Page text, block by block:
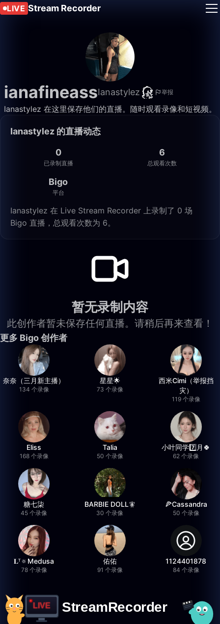
LIVE Stream Recorder
ianafineassIanastylez 举报
Ianastylez 在这里保存他们的直播。随时观看录像和短视频。
Ianastylez 的直播动态
0
已录制直播
6
总观看次数
Bigo
平台
Ianastylez 在 Live Stream Recorder 上录制了 0 场
Bigo 直播，总观看次数为 6。
暂无录制内容
此创作者暂未保存任何直播。请稍后再来查看！
更多 Bigo 创作者
奈奈（三月新主播）
134 个录像
星星🌟
73 个录像
西米Cimi（举报挡
灾）
119 个录像
Eliss
168 个录像
Talia
50 个录像
小叶同学7️⃣月🍀
62 个录像
糖七柒
45 个录像
BARBIE DOLL🧚
30 个录像
🍕Cassandra
50 个录像
𝐋ᵀ🔅Medusa
78 个录像
佑佑
91 个录像
1124401878
84 个录像